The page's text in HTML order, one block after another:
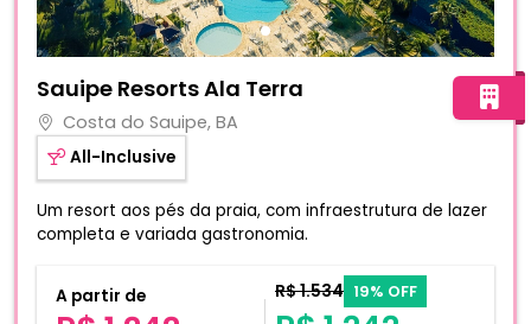
Sauipe Resorts Ala Terra
Costa do Sauipe, BA
All-Inclusive
Um resort aos pés da praia, com infraestrutura de lazer
completa e variada gastronomia.
A partir de R$ 1.534 19% OFF